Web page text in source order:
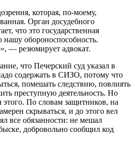
которая, по-моему,
Орган досудебного
что это государственная
нашу обороноспособность.
— резюмирует адвокат.
что Печерский суд указал в
содержать в СИЗО, потому что
помешать следствию, повлиять
преступную деятельность. Но
этого. По словам защитников, на
скрываться, и до этого вел
все обязанности: не мешал
добровольно сообщил код